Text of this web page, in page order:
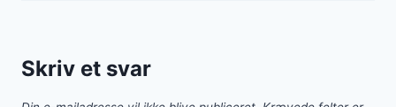
Skriv et svar